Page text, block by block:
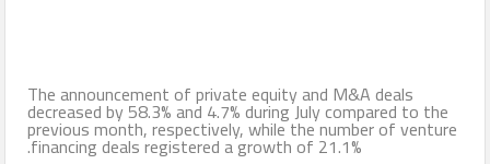
The announcement of private equity and M&A deals
decreased by 58.3% and 4.7% during July compared to the
previous month, respectively, while the number of venture
financing deals registered a growth of 21.1%.